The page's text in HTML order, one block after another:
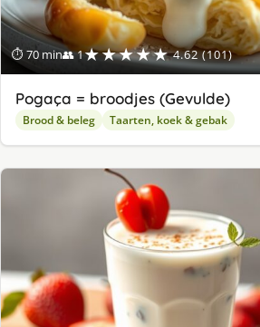
⏱ 70 min👥 1★★★★★ 4.62 (101)
Pogaça = broodjes (Gevulde)
Brood & beleg Taarten, koek & gebak